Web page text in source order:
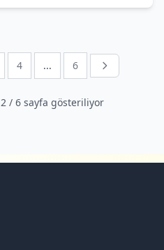
4 ... 6
2/ 6sayfa gösteriliyor